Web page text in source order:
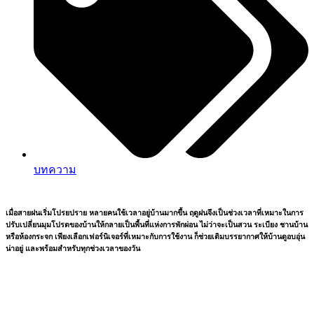
บทความ
เมื่อสายฝนเริ่มโปรยปราย หลายคนใช้เวลาอยู่บ้านมากขึ้น ฤดูฝนจึงเป็นช่วงเวลาที่เหมาะในการ
ปรับเปลี่ยนมุมโปรดของบ้านให้กลายเป็นพื้นที่แห่งการพักผ่อน ไม่ว่าจะเป็นสวน ระเบียง ชานบ้าน
หรือห้องกระจก เพียงเลือกเฟอร์นิเจอร์ที่เหมาะกับการใช้งาน ก็ช่วยเติมบรรยากาศให้บ้านดูอบอุ่น
น่าอยู่ และพร้อมสำหรับทุกช่วงเวลาของวัน